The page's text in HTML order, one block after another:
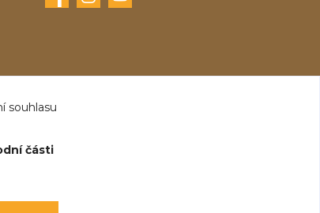
souhlasu
části